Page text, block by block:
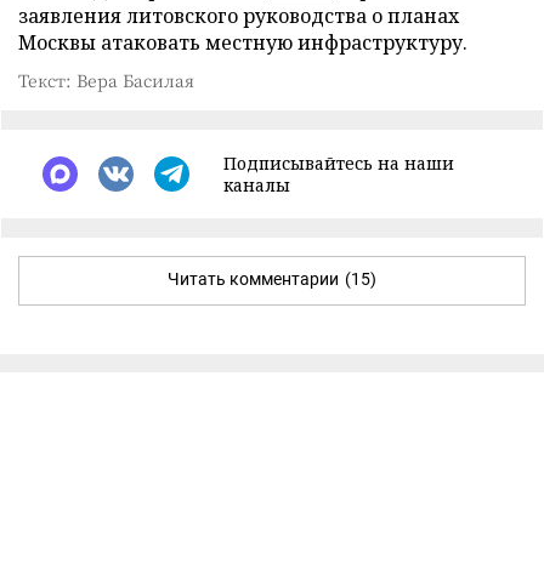
заявления литовского руководства о планах
Москвы атаковать местную инфраструктуру.
Текст: Вера Басилая
Подписывайтесь на наши
каналы
Читать комментарии (15)